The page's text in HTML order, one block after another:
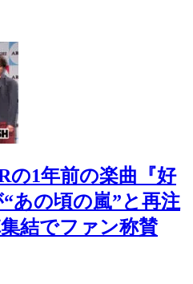
の1年前の楽曲『好
あの頃の嵐”と再注
結でファン称賛